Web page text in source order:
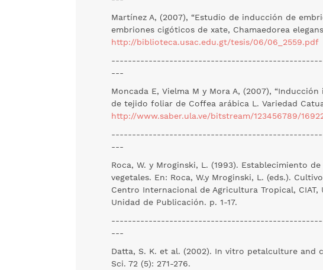
Martínez A, (2007), “Estudio de inducción de
embriones cigóticos de xate, Chamaedorea
http://biblioteca.usac.edu.gt/tesis/06/06_2559.pdf
---
Moncada E, Vielma M y Mora A, (2007),
de tejido foliar de Coffea arábica L. Variedad
http://www.saber.ula.ve/bitstream/123456789/
---
Roca, W. y Mroginski, L. (1993). Establecimiento
vegetales. En: Roca, W.y Mroginski, L. (eds.).
Centro Internacional de Agricultura Tropical,
Unidad de Publicación. p. 1-17.
---
Datta, S. K. et al. (2002). In vitro petalculture and
Sci. 72 (5): 271-276.